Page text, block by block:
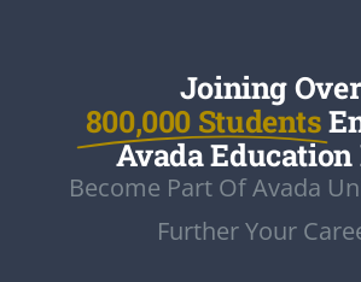
Joining Over
800,000 Students
Avada
Become Part Of Avada
Further Your